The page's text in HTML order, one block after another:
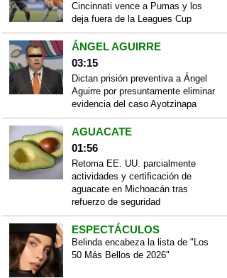
Cincinnati vence a Pumas y los
deja fuera de la Leagues Cup
ÁNGEL AGUIRRE
03:15
Dictan prisión preventiva a Ángel
Aguirre por presuntamente eliminar
evidencia del caso Ayotzinapa
AGUACATE
01:56
Retoma EE. UU. parcialmente
actividades y certificación de
aguacate en Michoacán tras
refuerzo de seguridad
ESPECTÁCULOS
Belinda encabeza la lista de "Los
50 Más Bellos de 2026"